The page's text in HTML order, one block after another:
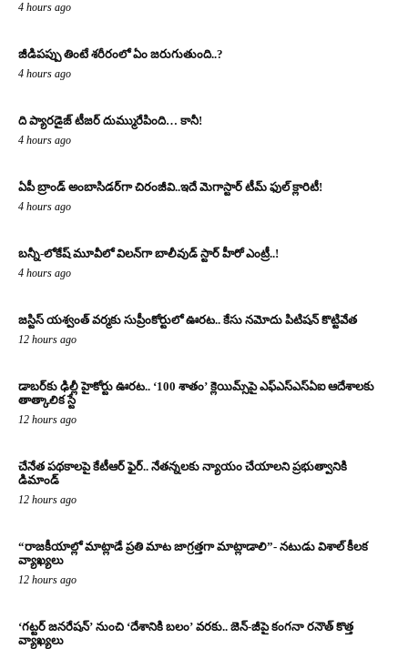
4 hours ago
జీడిపప్పు తింటే శరీరంలో ఏం జరుగుతుంది..?
4 hours ago
ది ప్యారడైజ్ టీజర్ దుమ్మురేపింది… కానీ!
4 hours ago
ఏపీ బ్రాండ్ అంబాసిడర్‌గా చిరంజీవి..ఇదే మెగాస్టార్ టీమ్ ఫుల్ క్లారిటీ!
4 hours ago
బన్నీ-లోకేష్ మూవీలో విలన్‌గా బాలీవుడ్ స్టార్ హీరో ఎంట్రీ..!
4 hours ago
జస్టిస్ యశ్వంత్ వర్మకు సుప్రీంకోర్టులో ఊరట.. కేసు నమోదు పిటిషన్ కొట్టివేత
12 hours ago
డాబర్‌కు ఢిల్లీ హైకోర్టు ఊరట.. ‘100 శాతం’ క్లెయిమ్స్‌పై ఎఫ్‌ఎస్‌ఎస్‌ఏఐ ఆదేశాలకు
తాత్కాలిక స్టే
12 hours ago
చేనేత పథకాలపై కేటీఆర్ ఫైర్.. నేతన్నలకు న్యాయం చేయాలని ప్రభుత్వానికి
డిమాండ్
12 hours ago
“రాజకీయాల్లో మాట్లాడే ప్రతి మాట జాగ్రత్తగా మాట్లాడాలి”- నటుడు విశాల్ కీలక
వ్యాఖ్యలు
12 hours ago
‘గట్టర్ జనరేషన్’ నుంచి ‘దేశానికి బలం’ వరకు.. జెన్-జీపై కంగనా రనౌత్ కొత్త
వ్యాఖ్యలు